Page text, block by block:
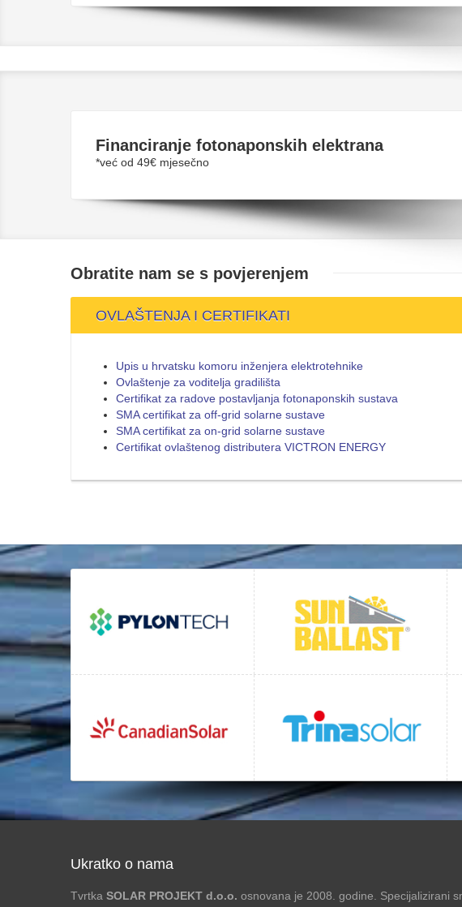
Financiranje fotonaponskih elektrana
*već od 49€ mjesečno
Obratite nam se s povjerenjem
OVLAŠTENJA I CERTIFIKATI
Upis u hrvatsku komoru inženjera elektrotehnike
Ovlaštenje za voditelja gradilišta
Certifikat za radove postavljanja fotonaponskih sustava
SMA certifikat za off-grid solarne sustave
SMA certifikat za on-grid solarne sustave
Certifikat ovlaštenog distributera VICTRON ENERGY
Ukratko o nama
Tvrtka SOLAR PROJEKT d.o.o. osnovana je 2008. godine. Specijalizirani